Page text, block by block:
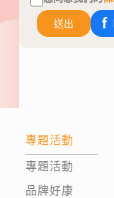
送出
專題活動
專題活動
品牌好康